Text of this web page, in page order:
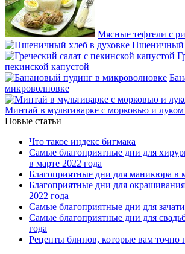
Мясные тефтели с
Пшеничный
пекинской капустой
микроволновке
Минтай в мультиварке с морковью и луком
Новые статьи
Что такое индекс бигмака
Самые благоприятные дни для
в марте 2022 года
Благоприятные дни для маникюра в
Благоприятные дни для
2022 года
Самые благоприятные дни для
Самые благоприятные дни для
года
Рецепты блинов, которые вам точно